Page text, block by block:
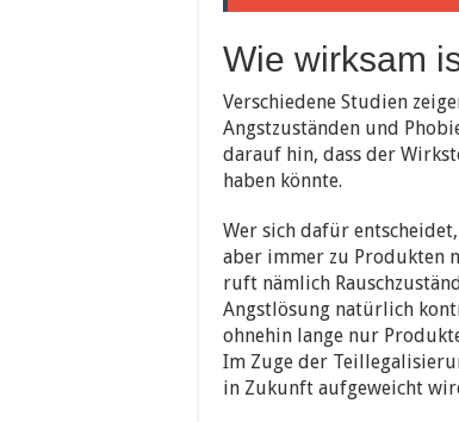
Wie wirksam
Verschiedene Studien
Angstzuständen und
darauf hin, dass der
haben könnte.
Wer sich dafür
aber immer zu Produkten
ruft nämlich
Angstlösung natürlich
ohnehin lange nur
Im Zuge der
in Zukunft aufgeweicht